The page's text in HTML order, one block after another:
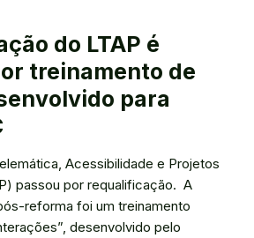
do LTAP é
treinamento de
para
Acessibilidade e Projetos
passou por requalificação. A
reforma foi um treinamento
desenvolvido pelo